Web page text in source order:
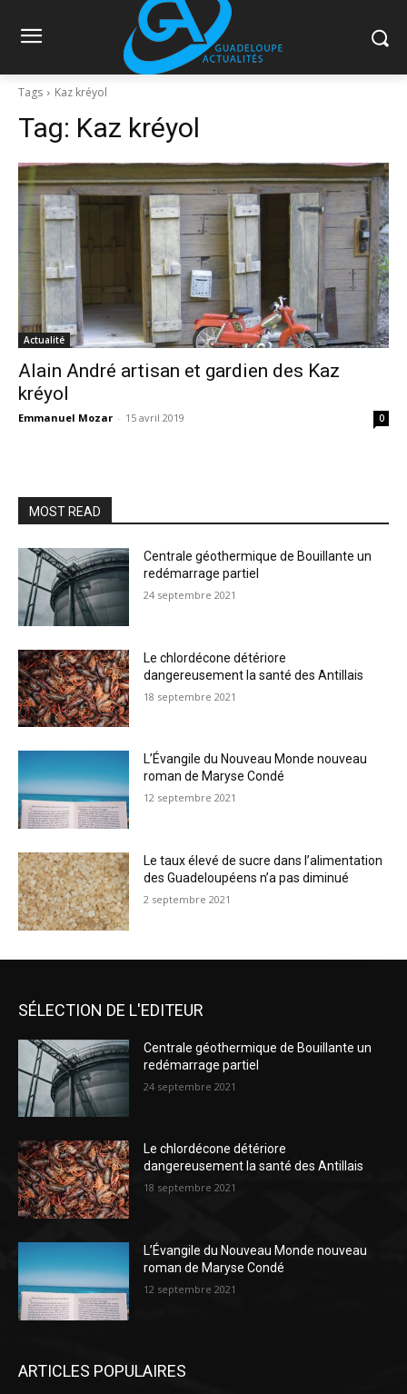
Tags Kaz kréyol
Tag: Kaz kréyol
Actualité
Alain André artisan et gardien des Kaz
kréyol
Emmanuel Mozar - 15 avril 2019 0
MOST READ
Centrale géothermique de Bouillante un
redémarrage partiel
24 septembre 2021
Le chlordécone détériore
dangereusement la santé des Antillais
18 septembre 2021
L’Évangile du Nouveau Monde nouveau
roman de Maryse Condé
12 septembre 2021
Le taux élevé de sucre dans l’alimentation
des Guadeloupéens n’a pas diminué
2 septembre 2021
SÉLECTION DE L'EDITEUR
Centrale géothermique de Bouillante un
redémarrage partiel
24 septembre 2021
Le chlordécone détériore
dangereusement la santé des Antillais
18 septembre 2021
L’Évangile du Nouveau Monde nouveau
roman de Maryse Condé
12 septembre 2021
ARTICLES POPULAIRES